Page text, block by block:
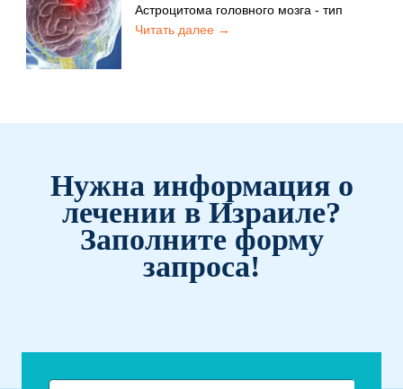
Астроцитома головного мозга - тип
глиомы, которая развивается в
Читать далее →
Нужна информация о
лечении в Израиле?
Заполните форму
запроса!